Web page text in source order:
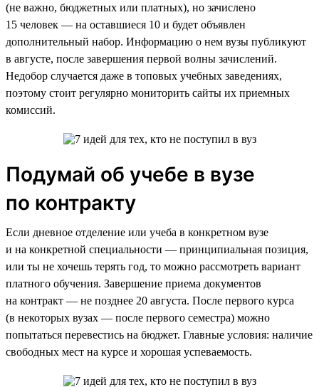
(не важно, бюджетных или платных), но зачислено
15 человек — на оставшиеся 10 и будет объявлен
дополнительный набор. Информацию о нем вузы публикуют
в августе, после завершения первой волны зачислений.
Недобор случается даже в топовых учебных заведениях,
поэтому стоит регулярно мониторить сайты их приемных
комиссий.
Подумай об учебе в вузе
по контракту
Если дневное отделение или учеба в конкретном вузе
и на конкретной специальности — принципиальная позиция,
или ты не хочешь терять год, то можно рассмотреть вариант
платного обучения. Завершение приема документов
на контракт — не позднее 20 августа. После первого курса
(в некоторых вузах — после первого семестра) можно
попытаться перевестись на бюджет. Главные условия: наличие
свободных мест на курсе и хорошая успеваемость.